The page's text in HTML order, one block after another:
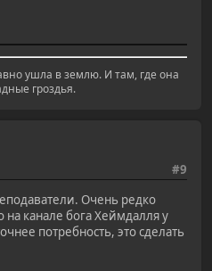
ушла в землю. И там, где она
гроздья.
#9
Очень редко
канале бога Хеймдалля у
потребность, это сделать